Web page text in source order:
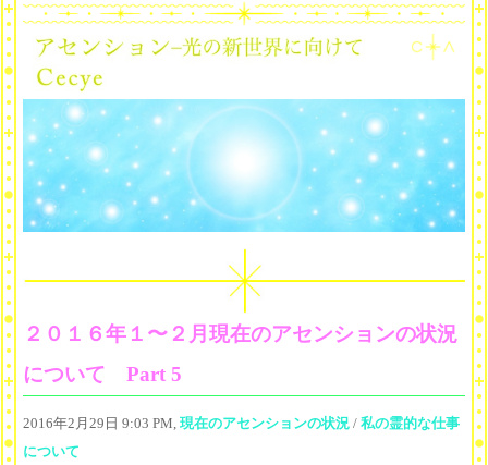
２０１６年１〜２月現在のアセンションの状況
について Part 5
2016年2月29日 9:03 PM, 現在のアセンションの状況 / 私の霊的な仕事
について